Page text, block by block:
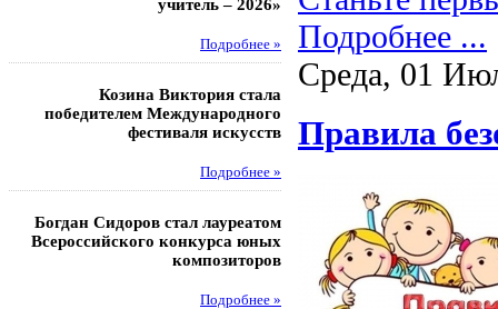
учитель – 2026»
Подробнее »
Козина Виктория стала
победителем Международного
фестиваля искусств
Подробнее »
Богдан Сидоров стал лауреатом
Всероссийского конкурса юных
композиторов
Подробнее »
областных
Музафаров Пётр стал
Педагоги
победителями
этапа XXI
конкурса «За
подвиг
Подробнее ...
Среда, 01
Правила